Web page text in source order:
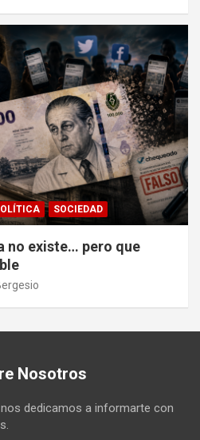
SOCIEDAD
no existe… pero que
Nosotros
dedicamos a informarte con